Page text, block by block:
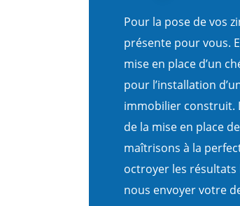
Pour la pose de vos
présente pour vous.
mise en place d’un
pour l’installation
immobilier construit.
de la mise en place
maîtrisons à la
octroyer les résultats
nous envoyer votre